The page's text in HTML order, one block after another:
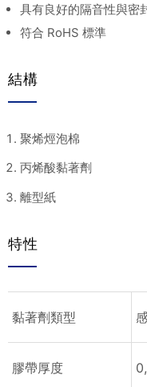
具有良好的隔音性與密
符合 RoHS 標準
結構
聚烯烴泡棉
丙烯酸黏著劑
離型紙
特性
黏著劑類型
膠帶厚度